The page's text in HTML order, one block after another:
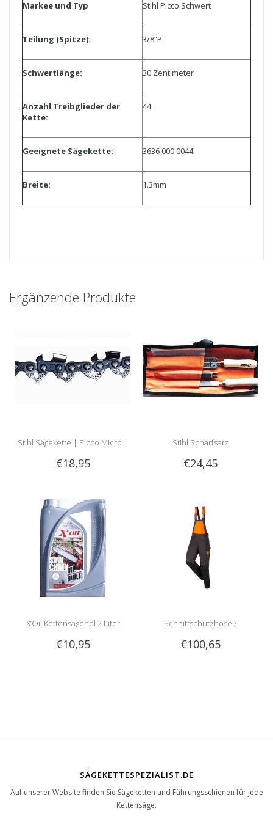
Markee und Typ Stihl Picco Schwert
Teilung (Spitze): 3/8“P
Schwertlänge: 30 Zentimeter
Anzahl Treibglieder der
Kette:
44
Geeignete Sägekette: 3636 000 0044
Breite: 1.3mm
Ergänzende Produkte
Stihl Sägekette | Picco Micro |
30cm | 1.3mm | 3/8 |
€18,95
Stihl Scharfsatz
€24,45
X’Oil Kettensägenöl 2 Liter
€10,95
Schnittschutzhose /
Schnittschutzlatzhose Sip
€100,65
SÄGEKETTESPEZIALIST.DE
Auf unserer Website finden Sie Sägeketten und Führungsschienen für jede
Kettensäge.